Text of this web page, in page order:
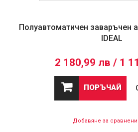
Полуавтоматичен заваръчен
IDEAL
2 180,99 лв / 1
ПОРЪЧАЙ
Добавяне за